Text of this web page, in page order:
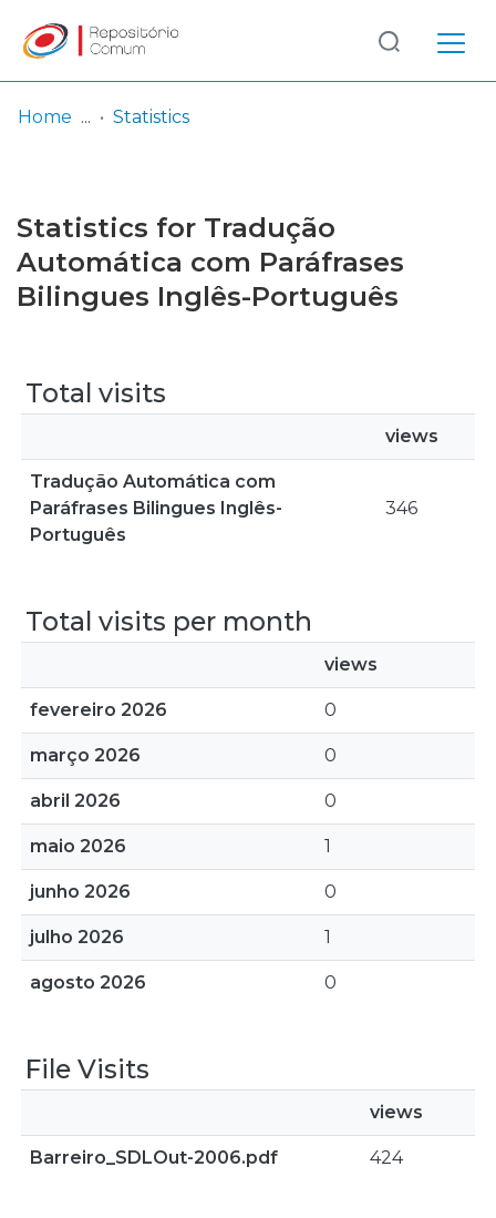
Browse repository
Entities
Log
In
(current)
Home Statistics
Statistics for Tradução
Automática com Paráfrases
Bilingues Inglês-Português
Total visits
views
Tradução Automática com
Paráfrases Bilingues Inglês-
Português
346
Total visits per month
views
fevereiro 2026 0
março 2026 0
abril 2026 0
maio 2026 1
junho 2026 0
julho 2026 1
agosto 2026 0
File Visits
views
Barreiro_SDLOut-2006.pdf 424